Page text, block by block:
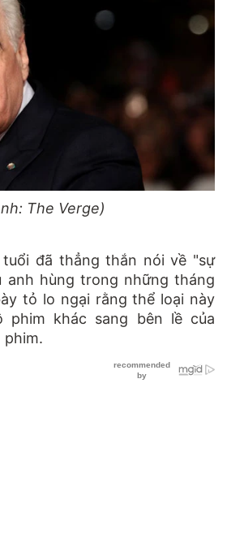
The Verge)
tuổi đã thẳng thắn nói về "sự
anh hùng trong những tháng
tỏ lo ngại rằng thể loại này
phim khác sang bên lề của
phim.